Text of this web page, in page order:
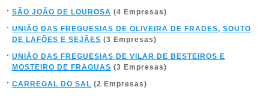
SÃO JOÃO DE LOUROSA (4 Empresas)
UNIÃO DAS FREGUESIAS DE OLIVEIRA DE FRADES, SOUTO
DE LAFÕES E SEJÃES (3 Empresas)
UNIÃO DAS FREGUESIAS DE VILAR DE BESTEIROS E
MOSTEIRO DE FRAGUAS (3 Empresas)
CARREGAL DO SAL (2 Empresas)